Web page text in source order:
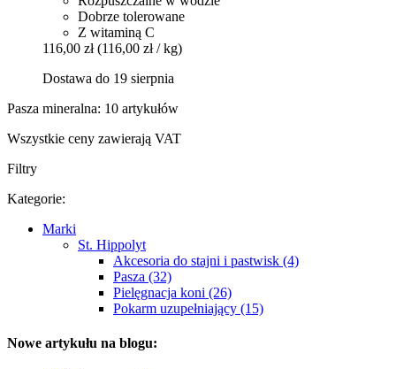
Dobrze tolerowane
Z witaminą C
116,00 zł (116,00 zł / kg)
Dostawa do 19 sierpnia
Pasza mineralna: 10 artykułów
Wszystkie ceny zawierają VAT
Filtry
Kategorie:
Marki
St. Hippolyt
Akcesoria do stajni i pastwisk (4)
Pasza (32)
Pielęgnacja koni (26)
Pokarm uzupełniający (15)
Nowe artykułu na blogu: